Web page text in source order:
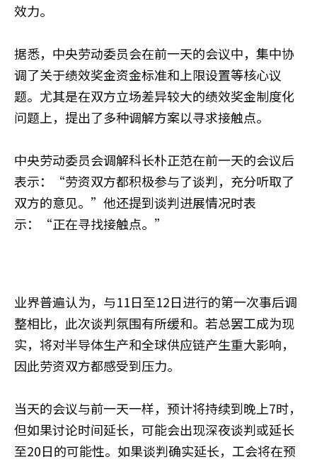
效力。
据悉，中央劳动委员会在前一天的会议中，集中协
调了关于绩效奖金资金标准和上限设置等核心议
题。尤其是在双方立场差异较大的绩效奖金制度化
问题上，提出了多种调解方案以寻求接触点。
中央劳动委员会调解科长朴正范在前一天的会议后
表示：“劳资双方都积极参与了谈判，充分听取了
双方的意见。”他还提到谈判进展情况时表
示：“正在寻找接触点。”
业界普遍认为，与11日至12日进行的第一次事后调
整相比，此次谈判氛围有所缓和。若总罢工成为现
实，将对半导体生产和全球供应链产生重大影响，
因此劳资双方都感受到压力。
当天的会议与前一天一样，预计将持续到晚上7时，
但如果讨论时间延长，可能会出现深夜谈判或延长
至20日的可能性。如果谈判确实延长，工会将在预